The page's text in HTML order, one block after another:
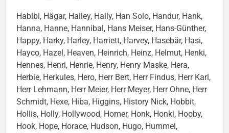
Habibi, Hägar, Hailey, Haily, Han Solo, Handur, Hank,
Hanna, Hanne, Hannibal, Hans Meiser, Hans-Günther,
Happy, Harky, Harley, Harriett, Harvey, Hasebär, Hasi,
Hayco, Hazel, Heaven, Heinrich, Heinz, Helmut, Henki,
Hennes, Henri, Henrie, Henry, Henry Maske, Hera,
Herbie, Herkules, Hero, Herr Bert, Herr Findus, Herr Karl,
Herr Lehmann, Herr Meier, Herr Meyer, Herr Ohne, Herr
Schmidt, Hexe, Hiba, Higgins, History Nick, Hobbit,
Hollis, Holly, Hollywood, Homer, Honk, Honki, Hooby,
Hook, Hope, Horace, Hudson, Hugo, Hummel,